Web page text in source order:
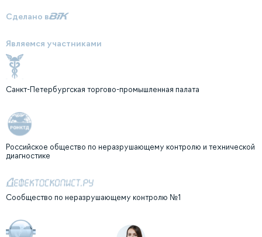
Сделано в
Являемся участниками
Санкт-Петербургская торгово-промышленная палата
Российское общество по неразрушающему контролю и технической
диагностике
Сообщество по неразрушающему контролю №1